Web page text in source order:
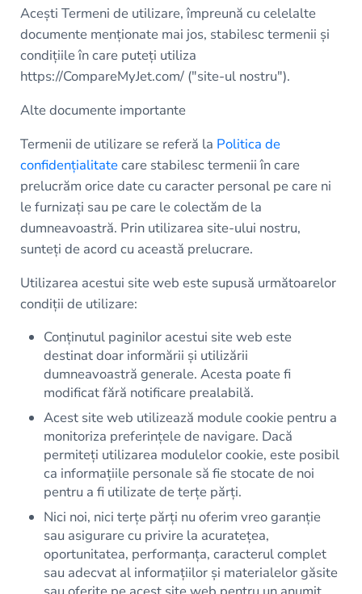
Acești Termeni de utilizare, împreună cu celelalte
documente menționate mai jos, stabilesc termenii și
condițiile în care puteți utiliza
https://CompareMyJet.com/ ("site-ul nostru").
Alte documente importante
Termenii de utilizare se referă la Politica de
confidențialitatecare stabilesc termenii în care
prelucrăm orice date cu caracter personal pe care ni
le furnizați sau pe care le colectăm de la
dumneavoastră. Prin utilizarea site-ului nostru,
sunteți de acord cu această prelucrare.
Utilizarea acestui site web este supusă următoarelor
condiții de utilizare:
Conținutul paginilor acestui site web este
destinat doar informării și utilizării
dumneavoastră generale. Acesta poate fi
modificat fără notificare prealabilă.
Acest site web utilizează module cookie pentru a
monitoriza preferințele de navigare. Dacă
permiteți utilizarea modulelor cookie, este posibil
ca informațiile personale să fie stocate de noi
pentru a fi utilizate de terțe părți.
Nici noi, nici terțe părți nu oferim vreo garanție
sau asigurare cu privire la acuratețea,
oportunitatea, performanța, caracterul complet
sau adecvat al informațiilor și materialelor găsite